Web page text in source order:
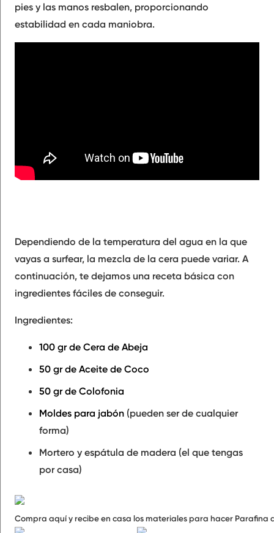
pies y las manos resbalen, proporcionando
estabilidad en cada maniobra.
Dependiendo de la temperatura del agua en la que
vayas a surfear, la mezcla de la cera puede variar. A
continuación, te dejamos una receta básica con
ingredientes fáciles de conseguir.
Ingredientes:
100 gr de Cera de Abeja
50 gr de Aceite de Coco
50 gr de Colofonia
Moldes para jabón (pueden ser de cualquier
forma)
Mortero y espátula de madera (el que tengas
por casa)
Compra aquí y recibe en casa los materiales para hacer Parafina